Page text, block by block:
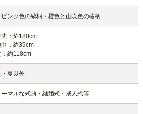
以上の振袖は送料無料とさせて頂きます。
ピンク色の縞柄・橙色と山吹色の椿柄
丈：約180cm
巾：約39cm
：約118cm
・夏以外
ーマルな式典・結婚式・成人式等